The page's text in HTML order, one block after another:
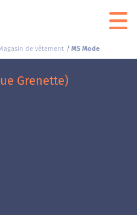
de vêtement MS Mode
Grenette)